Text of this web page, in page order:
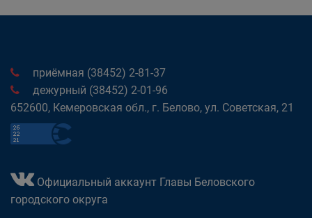
приёмная (38452) 2-81-37
дежурный (38452) 2-01-96
652600, Кемеровская обл., г. Белово, ул. Советская, 21
Официальный аккаунт Главы Беловского
городского округа